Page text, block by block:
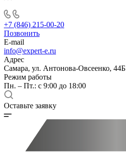
+7 (846) 215-00-20
Позвонить
E-mail
info@expert-e.ru
Адрес
Самара, ул. Антонова-Овсеенко, 44Б
Режим работы
Пн. – Пт.: с 9:00 до 18:00
Оставьте заявку